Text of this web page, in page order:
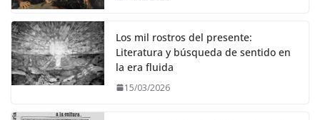
Los mil rostros del presente:
Literatura y búsqueda de sentido en
la era fluida
15/03/2026